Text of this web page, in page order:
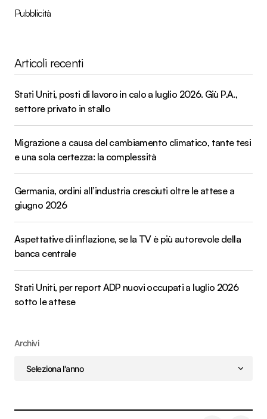
Pubblicità
Articoli recenti
Stati Uniti, posti di lavoro in calo a luglio 2026. Giù P.A.,
settore privato in stallo
Migrazione a causa del cambiamento climatico, tante tesi
e una sola certezza: la complessità
Germania, ordini all’industria cresciuti oltre le attese a
giugno 2026
Aspettative di inflazione, se la TV è più autorevole della
banca centrale
Stati Uniti, per report ADP nuovi occupati a luglio 2026
sotto le attese
Archivi